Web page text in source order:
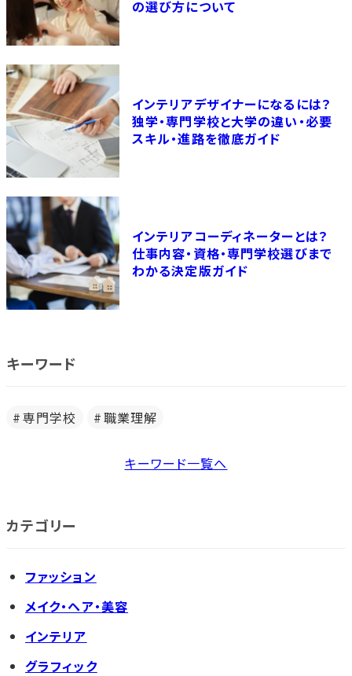
の選び方について
インテリアデザイナーになるには？
独学・専門学校と大学の違い・必要
スキル・進路を徹底ガイド
インテリアコーディネーターとは？
仕事内容・資格・専門学校選びまで
わかる決定版ガイド
キーワード
専門学校 職業理解
キーワード一覧へ
カテゴリー
ファッション
メイク・ヘア・美容
インテリア
グラフィック